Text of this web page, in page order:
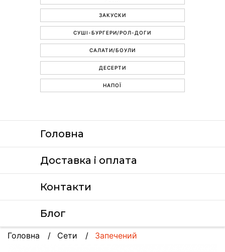
ЗАКУСКИ
СУШІ-БУРГЕРИ/РОЛ-ДОГИ
САЛАТИ/БОУЛИ
ДЕСЕРТИ
НАПОЇ
Головна
Доставка i оплата
Контакти
Блог
Головна Сети Запечений